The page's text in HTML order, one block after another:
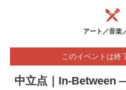
アート／音楽
このイベントは終
中立点｜In-Between